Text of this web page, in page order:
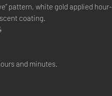
pattern, white gold applied hour-
coating.
and minutes.